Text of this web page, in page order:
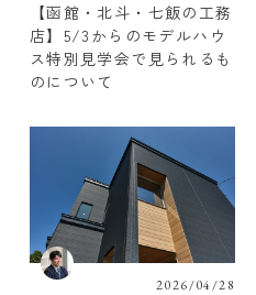
【函館・北斗・七飯の工務
店】5/3からのモデルハウ
ス特別見学会で見られるも
のについて
2026/04/28